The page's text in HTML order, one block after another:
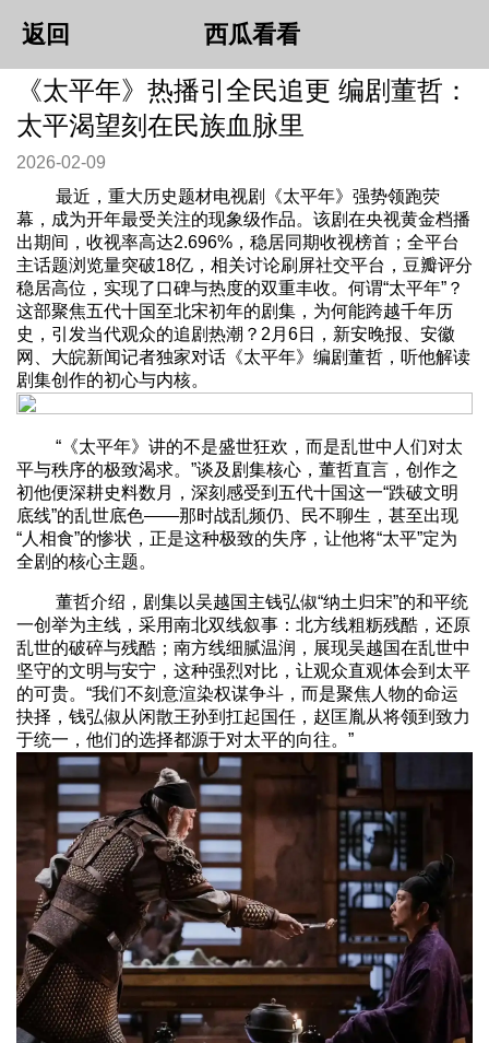
返回 西瓜看看
《太平年》热播引全民追更 编剧董哲：
太平渴望刻在民族血脉里
2026-02-09
最近，重大历史题材电视剧《太平年》强势领跑荧
幕，成为开年最受关注的现象级作品。该剧在央视黄金档播
出期间，收视率高达2.696%，稳居同期收视榜首；全平台
主话题浏览量突破18亿，相关讨论刷屏社交平台，豆瓣评分
稳居高位，实现了口碑与热度的双重丰收。何谓“太平年”？
这部聚焦五代十国至北宋初年的剧集，为何能跨越千年历
史，引发当代观众的追剧热潮？2月6日，新安晚报、安徽
网、大皖新闻记者独家对话《太平年》编剧董哲，听他解读
剧集创作的初心与内核。
“《太平年》讲的不是盛世狂欢，而是乱世中人们对太
平与秩序的极致渴求。”谈及剧集核心，董哲直言，创作之
初他便深耕史料数月，深刻感受到五代十国这一“跌破文明
底线”的乱世底色——那时战乱频仍、民不聊生，甚至出现
“人相食”的惨状，正是这种极致的失序，让他将“太平”定为
全剧的核心主题。
董哲介绍，剧集以吴越国主钱弘俶“纳土归宋”的和平统
一创举为主线，采用南北双线叙事：北方线粗粝残酷，还原
乱世的破碎与残酷；南方线细腻温润，展现吴越国在乱世中
坚守的文明与安宁，这种强烈对比，让观众直观体会到太平
的可贵。“我们不刻意渲染权谋争斗，而是聚焦人物的命运
抉择，钱弘俶从闲散王孙到扛起国任，赵匡胤从将领到致力
于统一，他们的选择都源于对太平的向往。”